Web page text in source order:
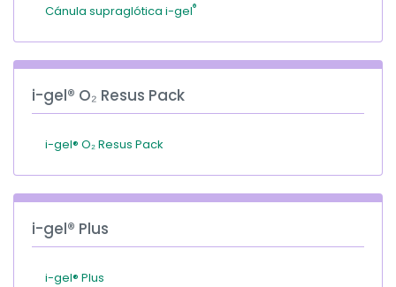
Cánula supraglótica i-gel®
i-gel® O₂ Resus Pack
i-gel® O₂ Resus Pack
i-gel® Plus
i-gel® Plus